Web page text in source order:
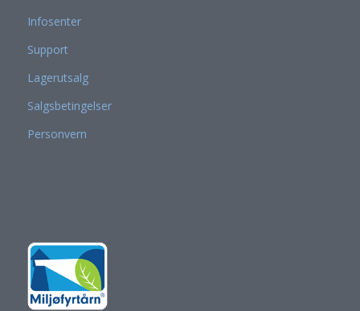
Infosenter
Support
Lagerutsalg
Salgsbetingelser
Personvern